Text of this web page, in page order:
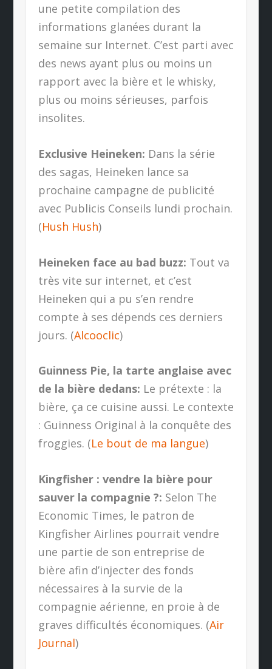
une petite compilation des
informations glanées durant la
semaine sur Internet. C’est parti avec
des news ayant plus ou moins un
rapport avec la bière et le whisky,
plus ou moins sérieuses, parfois
insolites.
Exclusive Heineken: Dans la série
des sagas, Heineken lance sa
prochaine campagne de publicité
avec Publicis Conseils lundi prochain.
(Hush Hush)
Heineken face au bad buzz: Tout va
très vite sur internet, et c’est
Heineken qui a pu s’en rendre
compte à ses dépends ces derniers
jours. (Alcooclic)
Guinness Pie, la tarte anglaise avec
de la bière dedans: Le prétexte : la
bière, ça ce cuisine aussi. Le contexte
: Guinness Original à la conquête des
froggies. (Le bout de ma langue)
Kingfisher : vendre la bière pour
sauver la compagnie ?: Selon The
Economic Times, le patron de
Kingfisher Airlines pourrait vendre
une partie de son entreprise de
bière afin d’injecter des fonds
nécessaires à la survie de la
compagnie aérienne, en proie à de
graves difficultés économiques. (Air
Journal)